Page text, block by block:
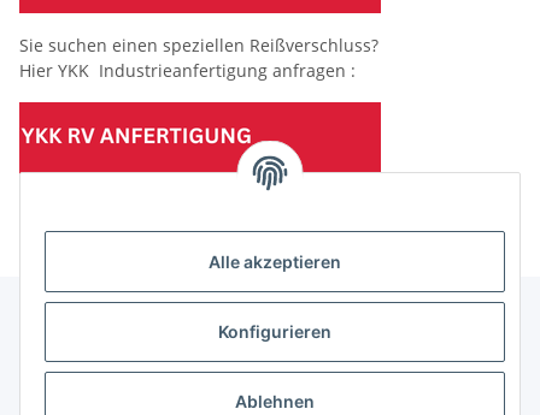
Alle akzeptieren
Konfigurieren
Ablehnen
Sie suchen einen speziellen Reißverschluss?
Hier YKK Industrieanfertigung anfragen :
(Mindesttabnahmemenge 10 Stück je Länge und Farbe)
Informationen